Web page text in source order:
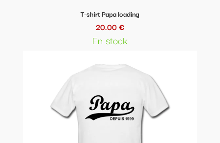
T-shirt Papa loading
20.00 €
En stock